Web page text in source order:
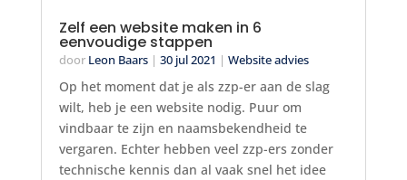
Zelf een website maken in 6
eenvoudige stappen
door Leon Baars| 30 jul 2021 | Website advies
Op het moment dat je als zzp-er aan de slag
wilt, heb je een website nodig. Puur om
vindbaar te zijn en naamsbekendheid te
vergaren. Echter hebben veel zzp-ers zonder
technische kennis dan al vaak snel het idee